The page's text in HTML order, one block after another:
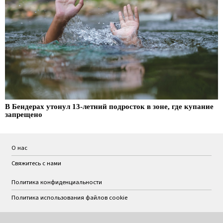
В Бендерах утонул 13-летний подросток в зоне, где купание
запрещено
О нас
Свяжитесь с нами
Политика конфиденциальности
Политика использования файлов cookie